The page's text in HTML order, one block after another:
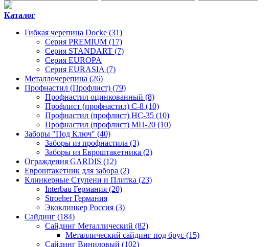
Каталог
Гибкая черепица Docke (31)
Серия PREMIUM (17)
Серия STANDART (7)
Серия EUROPA
Серия EURASIA (7)
Металлочерепица (26)
Профнастил (Профлист) (79)
Профнастил оцинкованный (8)
Профлист (профнастил) С-8 (10)
Профнастил (профлист) НС-35 (10)
Профнастил (профлист) МП-20 (10)
Заборы "Под Ключ" (40)
Заборы из профнастила (3)
Заборы из Евроштакетника (2)
Ограждения GARDIS (12)
Евроштакетник для забора (2)
Клинкерные Ступени и Плитка (23)
Interbau Германия (20)
Stroeher Германия
Экоклинкер Россия (3)
Сайдинг (184)
Сайдинг Металлический (82)
Металлический сайдинг под брус (15)
Сайдинг Виниловый (102)